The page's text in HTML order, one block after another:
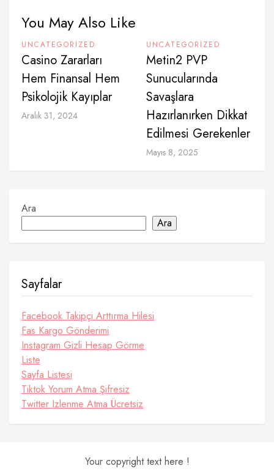
You May Also Like
UNCATEGORIZED
Casino Zararları
Hem Finansal Hem
Psikolojik Kayıplar
Aralık 31, 2024
UNCATEGORIZED
Metin2 PVP
Sunucularında
Savaşlara
Hazırlanırken Dikkat
Edilmesi Gerekenler
Mayıs 8, 2025
Ara
Ara
Sayfalar
Facebook Takipçi Arttırma Hilesi
Fas Kargo Gönderimi
Instagram Gizli Hesap Görme
Liste
Sayfa Listesi
Tiktok Yorum Atma Şifresiz
Twitter Izlenme Atma Ücretsiz
Your copyright text here !